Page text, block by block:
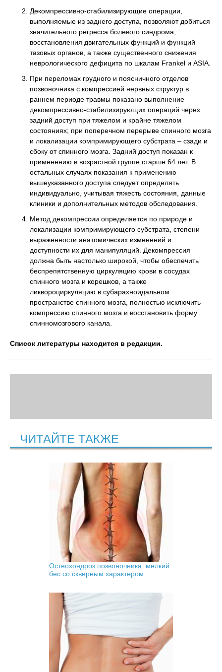
Декомпрессивно-стабилизирующие операции,
выполняемые из заднего доступа, позволяют добиться
значительного регресса болевого синдрома,
восстановления двигательных функций и функций
тазовых органов, а также существенного снижения
неврологического дефицита по шкалам Frankel и ASIA.
При переломах грудного и поясничного отделов
позвоночника с компрессией нервных структур в
раннем периоде травмы показано выполнение
декомпрессивно-стабилизирующих операций через
задний доступ при тяжелом и крайне тяжелом
состояниях; при поперечном перерыве спинного мозга
и локализации компримирующего субстрата – сзади и
сбоку от спинного мозга. Задний доступ показан к
применению в возрастной группе старше 64 лет. В
остальных случаях показания к применению
вышеуказанного доступа следует определять
индивидуально, учитывая тяжесть состояния, данные
клиники и дополнительных методов обследования.
Метод декомпрессии определяется по природе и
локализации компримирующего субстрата, степени
выраженности анатомических изменений и
доступности их для манипуляций. Декомпрессия
должна быть настолько широкой, чтобы обеспечить
беспрепятственную циркуляцию крови в сосудах
спинного мозга и корешков, а также
ликвороциркуляцию в субарахноидальном
пространстве спинного мозга, полностью исключить
компрессию спинного мозга и восстановить форму
спинномозгового канала.
Список литературы находится в редакции.
ЧИТАЙТЕ ТАКЖЕ
Остеохондроз позвоночника: мелкий
бес со скверным характером